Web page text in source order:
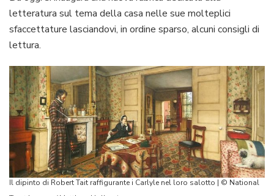
letteratura sul tema della casa nelle sue molteplici
sfaccettature lasciandovi, in ordine sparso, alcuni consigli di
lettura.
Il dipinto di Robert Tait raffigurante i Carlyle nel loro salotto | © National